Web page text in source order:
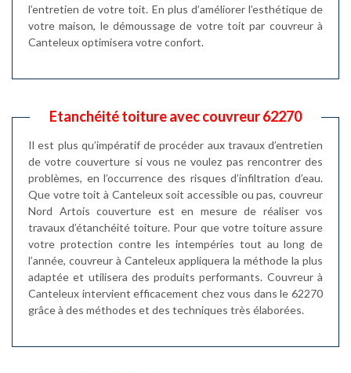
l’entretien de votre toit. En plus d’améliorer l’esthétique de
votre maison, le démoussage de votre toit par couvreur à
Canteleux optimisera votre confort.
Etanchéité toiture avec couvreur 62270
Il est plus qu’impératif de procéder aux travaux d’entretien
de votre couverture si vous ne voulez pas rencontrer des
problèmes, en l’occurrence des risques d’infiltration d’eau.
Que votre toit à Canteleux soit accessible ou pas, couvreur
Nord Artois couverture est en mesure de réaliser vos
travaux d’étanchéité toiture. Pour que votre toiture assure
votre protection contre les intempéries tout au long de
l’année, couvreur à Canteleux appliquera la méthode la plus
adaptée et utilisera des produits performants. Couvreur à
Canteleux intervient efficacement chez vous dans le 62270
grâce à des méthodes et des techniques très élaborées.